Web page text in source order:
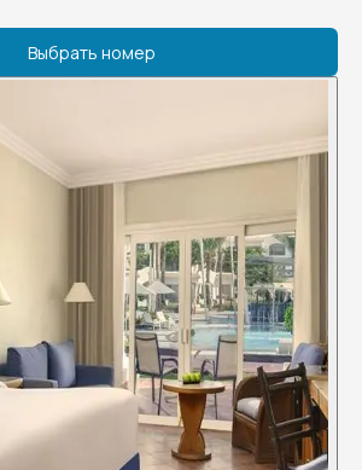
Выбрать номер